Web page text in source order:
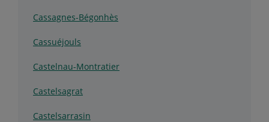
Cassagnes-Bégonhès
Cassuéjouls
Castelnau-Montratier
Castelsagrat
Castelsarrasin